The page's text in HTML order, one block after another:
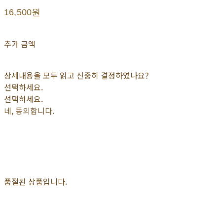
16,500원
추가 금액
상세내용을 모두 읽고 신중히 결정하였나요?
선택하세요.
선택하세요.
네, 동의합니다.
품절된 상품입니다.